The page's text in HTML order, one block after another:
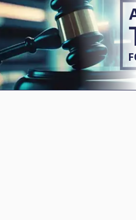
Case Ih 4230